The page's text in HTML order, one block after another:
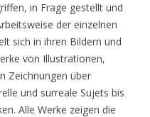
in Frage gestellt und
der einzelnen
sich in ihren Bildern und
von Illustrationen,
Zeichnungen über
und surreale Sujets bis
Alle Werke zeigen die